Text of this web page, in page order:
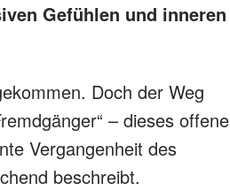
Gefühlen und inneren
Doch der Weg
– dieses offene
Vergangenheit des
beschreibt.